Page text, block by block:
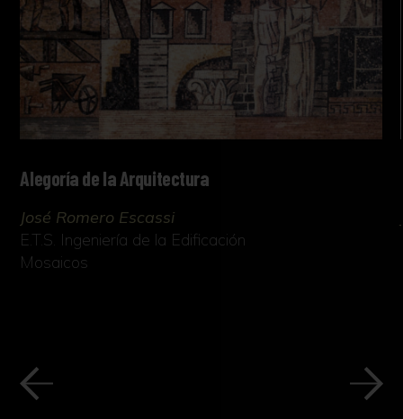
Alegoría de la Arquitectura
José Romero Escassi
E.T.S. Ingeniería de la Edificación
Mosaicos